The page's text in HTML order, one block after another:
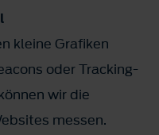
kleine Grafiken
oder Tracking-
wir die
messen.